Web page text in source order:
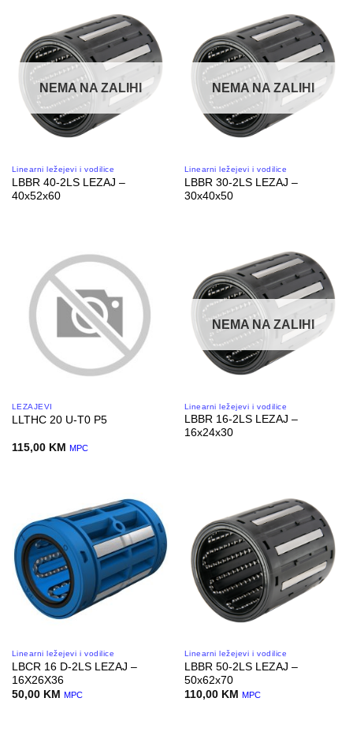
NEMA NA ZALIHI
Linearni ležejevi i vodilice
LBBR 40-2LS LEZAJ –
40x52x60
NEMA NA ZALIHI
Linearni ležejevi i vodilice
LBBR 30-2LS LEZAJ –
30x40x50
LEŽAJEVI
LLTHC 20 U-T0 P5
115,00 KM MPC
NEMA NA ZALIHI
Linearni ležejevi i vodilice
LBBR 16-2LS LEZAJ –
16x24x30
Linearni ležejevi i vodilice
LBCR 16 D-2LS LEZAJ –
16X26X36
50,00 KM MPC
Linearni ležejevi i vodilice
LBBR 50-2LS LEZAJ –
50x62x70
110,00 KM MPC